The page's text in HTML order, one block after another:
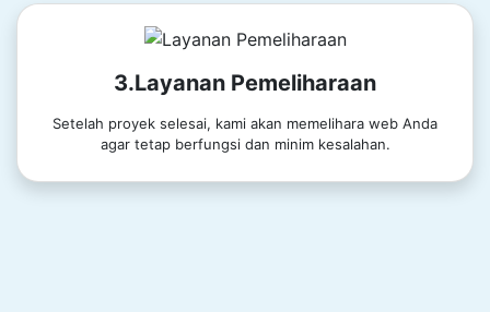
3.Layanan Pemeliharaan
Setelah proyek selesai, kami akan memelihara web Anda
agar tetap berfungsi dan minim kesalahan.